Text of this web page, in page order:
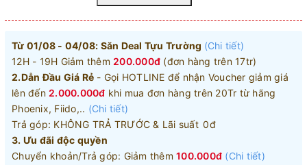
Từ 01/08 - 04/08: Săn Deal Tựu Trường (Chi tiết)
12H - 19H Giảm thêm 200.000đ (đơn hàng trên 17tr)
2.Dẫn Đầu Giá Rẻ - Gọi HOTLINE để nhận Voucher giảm giá
lên đến 2.000.000đ khi mua đơn hàng trên 20Tr từ hãng
Phoenix, Fiido,.. (Chi tiết)
Trả góp: KHÔNG TRẢ TRƯỚC & Lãi suất 0đ
3. Ưu đãi độc quyền
Chuyển khoản/Trả góp: Giảm thêm 100.000đ (Chi tiết)